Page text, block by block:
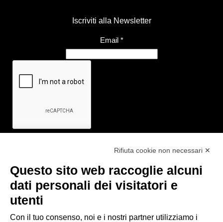
Iscriviti alla Newsletter
Email *
Link utili
- Ufficio di informazione e accoglienza turistica di Maranello, Fiorano
- Comune di Formigine
Rifiuta cookie non necessari ✕
Questo sito web raccoglie alcuni
dati personali dei visitatori e
utenti
Con il tuo consenso, noi e i nostri partner utilizziamo i